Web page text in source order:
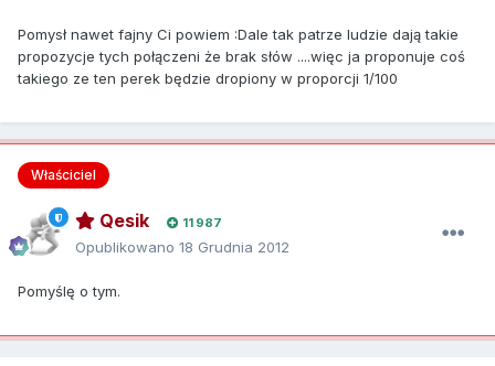
Pomysł nawet fajny Ci powiem :Dale tak patrze ludzie dają takie
propozycje tych połączeni że brak słów ....więc ja proponuje coś
takiego ze ten perek będzie dropiony w proporcji 1/100
Właściciel
Qesik 11 987
Opublikowano 18 Grudnia 2012
Pomyślę o tym.